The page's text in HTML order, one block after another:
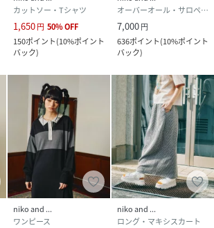
カットソー・Tシャツ
1,650円 50%OFF
150ポイント(10%ポイント
バック)
オーバーオール・サロペット
7,000円
636ポイント(10%ポイント
バック)
niko and ...
ワンピース
niko and ...
ロング・マキシスカート